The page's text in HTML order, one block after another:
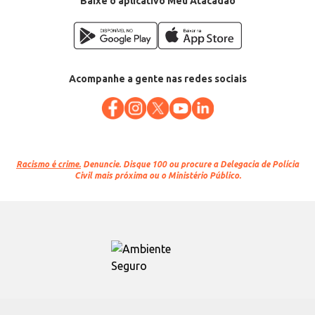
Acompanhe a gente nas redes sociais
Racismo é crime. Denuncie. Disque 100 ou procure a Delegacia de Polícia
Civil mais próxima ou o Ministério Público.